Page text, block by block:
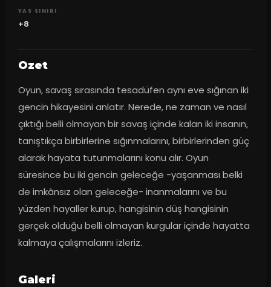
YAS SINIRI
+8
Ozet
Oyun, savaş sırasında tesadüfen aynı eve sığınan iki
gencin hikayesini anlatır. Nerede, ne zaman ve nasıl
çıktığı belli olmayan bir savaş içinde kalan iki insanın,
tanıştıkça birbirlerine sığınmalarını, birbirlerinden güç
alarak hayata tutunmalarını konu alır. Oyun
süresince bu iki gencin geleceğe -yaşanması belki
de imkânsız olan geleceğe- inanmalarını ve bu
yüzden hayaller kurup, hangisinin düş hangisinin
gerçek olduğu belli olmayan kurgular içinde hayatta
kalmaya çalışmalarını izleriz.
Galeri